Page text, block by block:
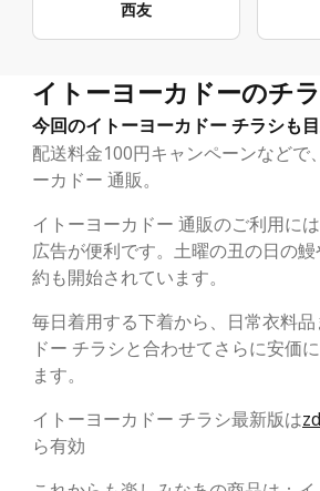
西友
イトーヨーカドーのチ
今回のイトーヨーカドー チラシも
配送料金100円キャンペーンなどで
ーカドー 通販。
イトーヨーカドー 通販のご利用に
広告が便利です。土曜の丑の日の
約も開始されています。
毎日着用する下着から、日常衣料
ドー チラシと合わせてさらに安価
ます。
イトーヨーカドー チラシ最新版は
ら有効